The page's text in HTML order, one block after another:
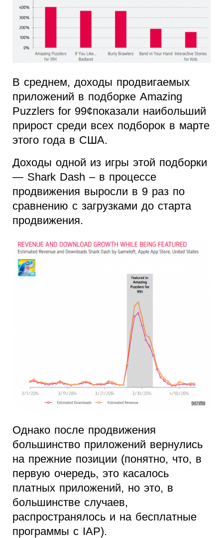
В среднем, доходы продвигаемых
приложений в подборке Amazing
Puzzlers for 99¢показали наибольший
прирост среди всех подборок в марте
этого года в США.
Доходы одной из игры этой подборки
— Shark Dash – в процессе
продвижения выросли в 9 раз по
сравнению с загрузками до старта
продвижения.
Однако после продвижения
большинство приложений вернулись
на прежние позиции (понятно, что, в
первую очередь, это касалось
платных приложений, но это, в
большинстве случаев,
распространялось и на бесплатные
программы с IAP).